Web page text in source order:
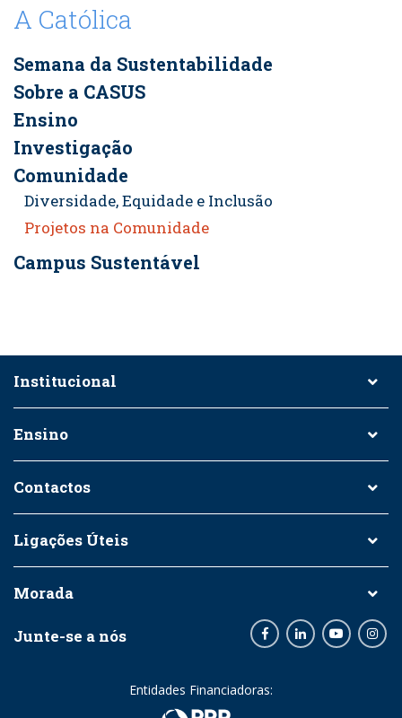
A Católica
Semana da Sustentabilidade
Sobre a CASUS
Ensino
Investigação
Comunidade
Diversidade, Equidade e Inclusão
Projetos na Comunidade
Campus Sustentável
Institucional
Ensino
Contactos
Ligações Úteis
Morada
Junte-se a nós FacebookLinkedInYoutube
Entidades Financiadoras: